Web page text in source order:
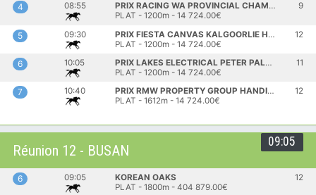
4 08:55
PRIX RACING WA PROVINCIAL CHAMPIONSHIP HEAT
PLAT - 1200m - 14 724.00€
9
5 09:30
PRIX FIESTA CANVAS KALGOORLIE HANDICAP
PLAT - 1200m - 14 724.00€
12
6 10:05
PRIX LAKES ELECTRICAL PETER PALMER MEMORIAL HANDICAP
PLAT - 1200m - 14 724.00€
11
7 10:40
PRIX RMW PROPERTY GROUP HANDICAP
PLAT - 1612m - 14 724.00€
12
09:05
Réunion 12 - BUSAN
6 09:05
KOREAN OAKS
PLAT - 1800m - 404 879.00€
12